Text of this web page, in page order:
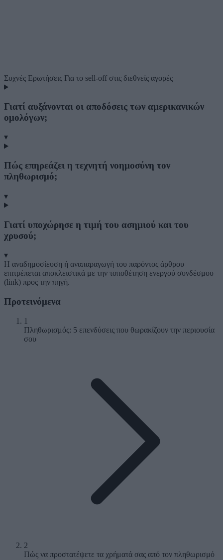
Συχνές Ερωτήσεις Για το sell-off στις διεθνείς αγορές
Γιατί αυξάνονται οι αποδόσεις των αμερικανικών
ομολόγων;
▾
Πώς επηρεάζει η τεχνητή νοημοσύνη τον
πληθωρισμό;
▾
Γιατί υποχώρησε η τιμή του ασημιού και του
χρυσού;
▾
Η αναδημοσίευση ή αναπαραγωγή του παρόντος άρθρου
επιτρέπεται αποκλειστικά με την τοποθέτηση ενεργού συνδέσμου
(link) προς την πηγή.
Προτεινόμενα
1
Πληθωρισμός: 5 επενδύσεις που θωρακίζουν την περιουσία
σου
2
Πώς να προστατέψετε τα χρήματά σας από τον πληθωρισμό